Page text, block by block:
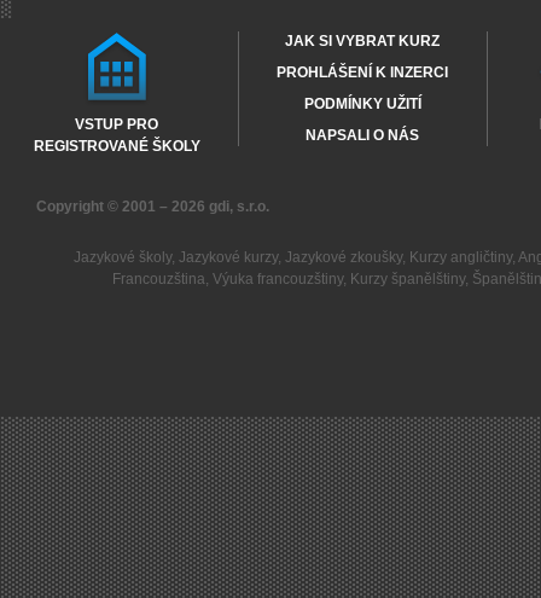
VSTUP PRO
REGISTROVANÉ ŠKOLY
JAK SI VYBRAT KURZ
PROHLÁŠENÍ K INZERCI
PODMÍNKY UŽITÍ
NAPSALI O NÁS
Copyright © 2001 – 2026 gdi, s.r.o.
Jazykové školy, Jazykové kurzy, Jazykové zkoušky, Kurzy angličtiny,
Francouzština,Výuka francouzštiny, Kurzy španělštiny,